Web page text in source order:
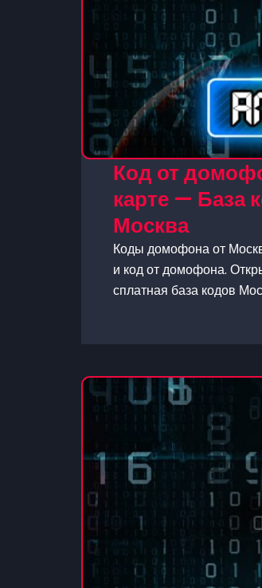
Код от
карте — База
Москва
Коды домофона от
и код от домофона.
сплатная база кодов